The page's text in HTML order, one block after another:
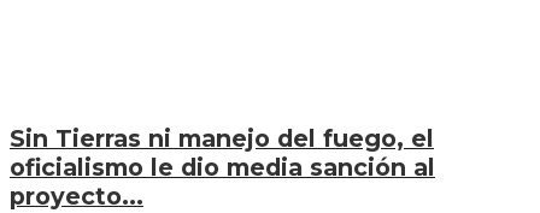
Sin Tierras ni manejo del fuego, el
oficialismo le dio media sanción al
proyecto...